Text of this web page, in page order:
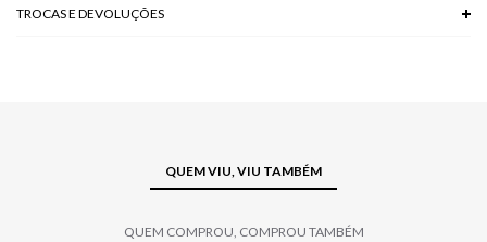
TROCAS E DEVOLUÇÕES
QUEM VIU, VIU TAMBÉM
QUEM COMPROU, COMPROU TAMBÉM